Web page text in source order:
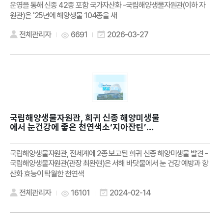
운영을 통해 신종 42종 포함 국가자산화 -국립해양생물자원관(이하 자
원관)은 '25년에 해양생물 104종을 새
전체관리자 6691 2026-03-27
국립해양생물자원관, 희귀 신종 해양미생물
에서 눈건강에 좋은 천연색소‘지아잔틴’색
국립해양생물자원관, 전세계에 2종 보고된 희귀 신종 해양미생물 발견 -
국립해양생물자원관(관장 최완현)은 서해 바닷물에서 눈 건강 예방과 항
산화 효능이 탁월한 천연색
전체관리자 16101 2024-02-14